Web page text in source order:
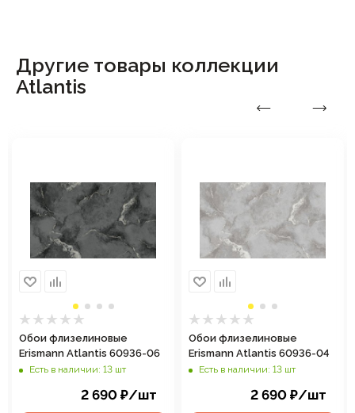
Другие товары коллекции
Atlantis
Обои флизелиновые
Erismann Atlantis 60936-06
Есть в наличии: 13 шт
2 690 ₽/шт
Обои флизелиновые
Erismann Atlantis 60936-04
Есть в наличии: 13 шт
2 690 ₽/шт